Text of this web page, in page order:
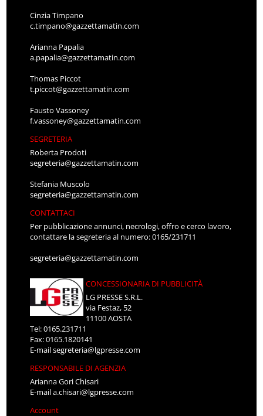
Cinzia Timpano
c.timpano@gazzettamatin.com
Arianna Papalia
a.papalia@gazzettamatin.com
Thomas Piccot
t.piccot@gazzettamatin.com
Fausto Vassoney
f.vassoney@gazzettamatin.com
SEGRETERIA
Roberta Prodoti
segreteria@gazzettamatin.com
Stefania Muscolo
segreteria@gazzettamatin.com
CONTATTACI
Per pubblicazione annunci, necrologi, offro e cerco lavoro,
contattare la segreteria al numero: 0165/231711
segreteria@gazzettamatin.com
CONCESSIONARIA DI PUBBLICITÀ
LG PRESSE S.R.L.
via Festaz, 52
11100 AOSTA
Tel: 0165.231711
Fax: 0165.1820141
E-mailsegreteria@lgpresse.com
RESPONSABILE DI AGENZIA
Arianna Gori Chisari
E-maila.chisari@lgpresse.com
Account